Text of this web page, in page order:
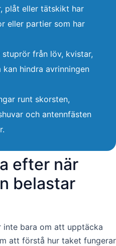
plåt eller tätskikt har
eller partier som har
stuprör från löv, kvistar,
hindra avrinningen
runt skorsten,
och antennfästen
efter när
belastar
inte bara om att upptäcka
att förstå hur taket fungerar